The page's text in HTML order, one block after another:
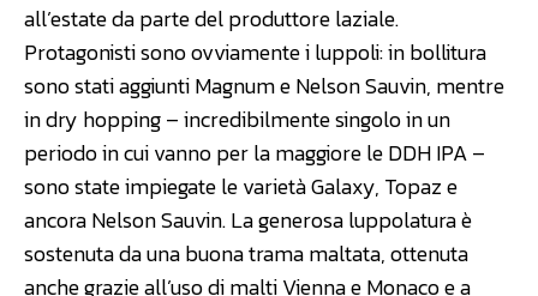
all’estate da parte del produttore laziale.
Protagonisti sono ovviamente i luppoli: in bollitura
sono stati aggiunti Magnum e Nelson Sauvin, mentre
in dry hopping – incredibilmente singolo in un
periodo in cui vanno per la maggiore le DDH IPA –
sono state impiegate le varietà Galaxy, Topaz e
ancora Nelson Sauvin. La generosa luppolatura è
sostenuta da una buona trama maltata, ottenuta
anche grazie all’uso di malti Vienna e Monaco e a